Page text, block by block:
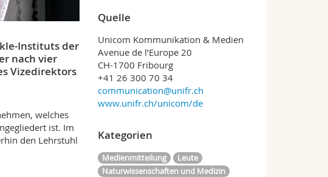
Instituts der
nach vier
Vizedirektors
welches
ist. Im
den Lehrstuhl
Quelle
Unicom Kommunikation & Medien
Avenue de l’Europe 20
CH-1700 Fribourg
+41 26 300 70 34
communication@unifr.ch
www.unifr.ch/unicom/de
Kategorien
Medienmitteilung
Leute
Naturwissenschaften und Medizin